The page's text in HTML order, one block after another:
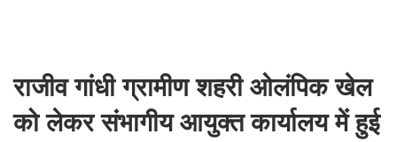
राजीव गांधी ग्रामीण शहरी ओलंपिक खेल
को लेकर संभागीय आयुक्त कार्यालय में हुई